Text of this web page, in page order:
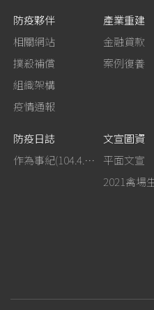
防疫夥伴
相關網站
撲殺補償
組織架構
疫情通報
產業重建
金融貸款
案例復養
防疫日誌
作為事紀(104.4.13行政院新聞傳播處彙整)
文宣圖資
平面文宣